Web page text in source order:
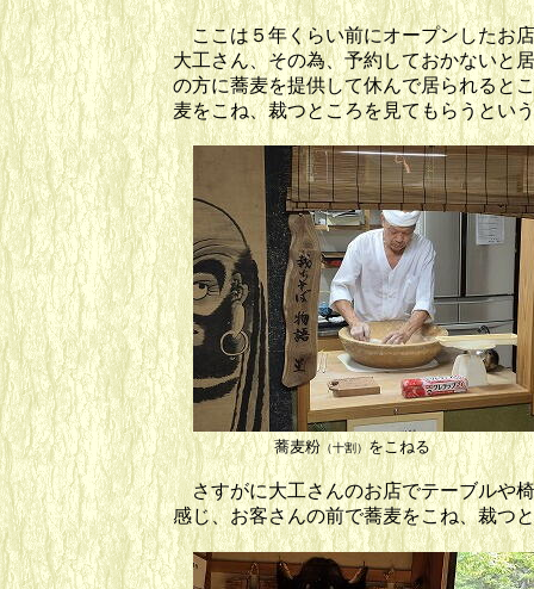
ここは５年くらい前にオープンしたお
大工さん、その為、予約しておかないと
の方に蕎麦を提供して休んで居られると
麦をこね、裁つところを見てもらうとい
蕎麦粉（十割）をこねる
さすがに大工さんのお店でテーブルや
感じ、お客さんの前で蕎麦をこね、裁つ